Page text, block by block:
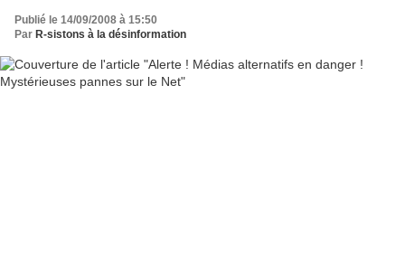
Publié le 14/09/2008 à 15:50
Par R-sistons à la désinformation